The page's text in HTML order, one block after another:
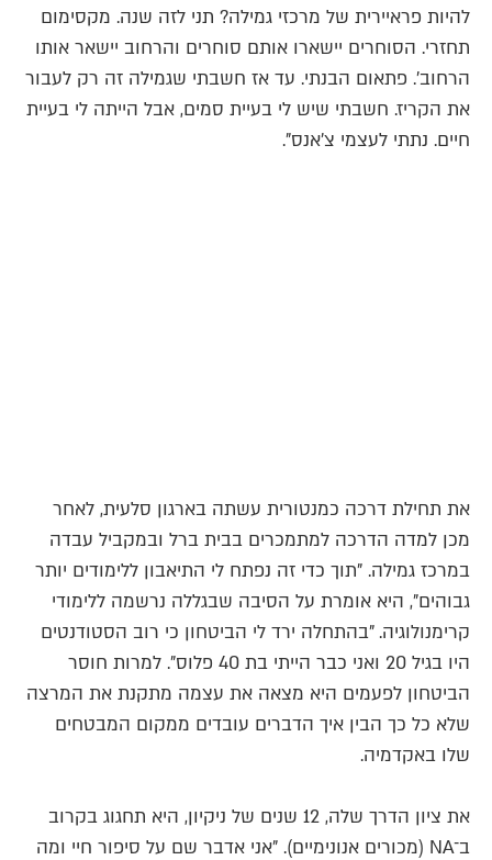
להיות פראיירית של מרכזי גמילה? תני לזה שנה. מקסימום
תחזרי. הסוחרים יישארו אותם סוחרים והרחוב יישאר אותו
הרחוב'. פתאום הבנתי. עד אז חשבתי שגמילה זה רק לעבור
את הקריז. חשבתי שיש לי בעיית סמים, אבל הייתה לי בעיית
חיים. נתתי לעצמי צ'אנס".
את תחילת דרכה כמנטורית עשתה בארגון סלעית, לאחר
מכן למדה הדרכה למתמכרים בבית ברל ובמקביל עבדה
במרכז גמילה. "תוך כדי זה נפתח לי התיאבון ללימודים יותר
גבוהים", היא אומרת על הסיבה שבגללה נרשמה ללימודי
קרימנולוגיה. "בהתחלה ירד לי הביטחון כי רוב הסטודנטים
היו בגיל 20 ואני כבר הייתי בת 40 פלוס". למרות חוסר
הביטחון לפעמים היא מצאה את עצמה מתקנת את המרצה
שלא כל כך הבין איך הדברים עובדים ממקום המבטחים
שלו באקדמיה.
את ציון הדרך שלה, 12 שנים של ניקיון, היא תחגוג בקרוב
ב־NA (מכורים אנונימיים). "אני אדבר שם על סיפור חיי ומה